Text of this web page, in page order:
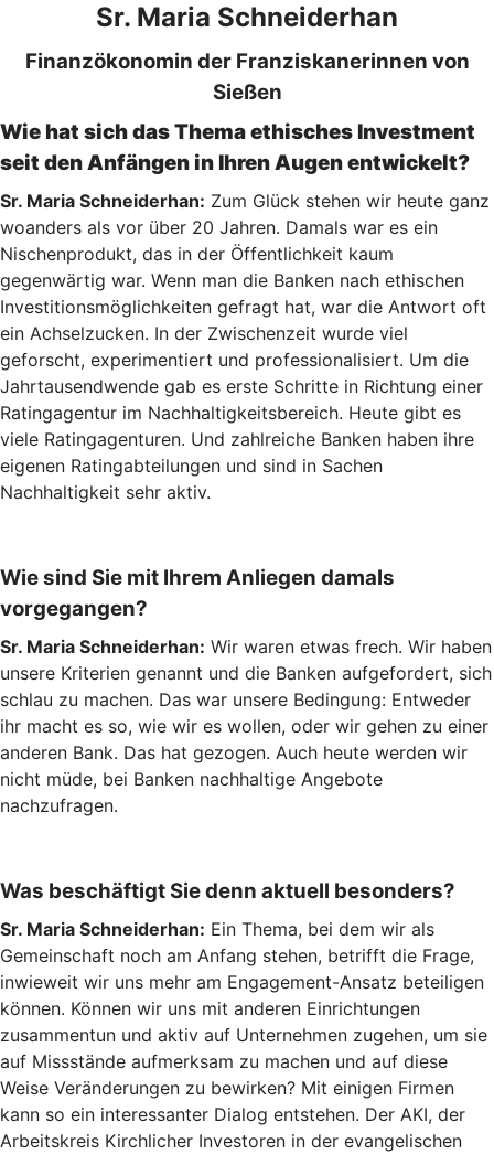
Sr. Maria Schneiderhan
Finanzökonomin der Franziskanerinnen von
Sießen
Wie hat sich das Thema ethisches Investment
seit den Anfängen in Ihren Augen entwickelt?
Sr. Maria Schneiderhan: Zum Glück stehen wir heute ganz
woanders als vor über 20 Jahren. Damals war es ein
Nischenprodukt, das in der Öffentlichkeit kaum
gegenwärtig war. Wenn man die Banken nach ethischen
Investitionsmöglichkeiten gefragt hat, war die Antwort oft
ein Achselzucken. In der Zwischenzeit wurde viel
geforscht, experimentiert und professionalisiert. Um die
Jahrtausendwende gab es erste Schritte in Richtung einer
Ratingagentur im Nachhaltigkeitsbereich. Heute gibt es
viele Ratingagenturen. Und zahlreiche Banken haben ihre
eigenen Ratingabteilungen und sind in Sachen
Nachhaltigkeit sehr aktiv.
Wie sind Sie mit Ihrem Anliegen damals
vorgegangen?
Sr. Maria Schneiderhan: Wir waren etwas frech. Wir haben
unsere Kriterien genannt und die Banken aufgefordert, sich
schlau zu machen. Das war unsere Bedingung: Entweder
ihr macht es so, wie wir es wollen, oder wir gehen zu einer
anderen Bank. Das hat gezogen. Auch heute werden wir
nicht müde, bei Banken nachhaltige Angebote
nachzufragen.
Was beschäftigt Sie denn aktuell besonders?
Sr. Maria Schneiderhan: Ein Thema, bei dem wir als
Gemeinschaft noch am Anfang stehen, betrifft die Frage,
inwieweit wir uns mehr am Engagement-Ansatz beteiligen
können. Können wir uns mit anderen Einrichtungen
zusammentun und aktiv auf Unternehmen zugehen, um sie
auf Missstände aufmerksam zu machen und auf diese
Weise Veränderungen zu bewirken? Mit einigen Firmen
kann so ein interessanter Dialog entstehen. Der AKI, der
Arbeitskreis Kirchlicher Investoren in der evangelischen